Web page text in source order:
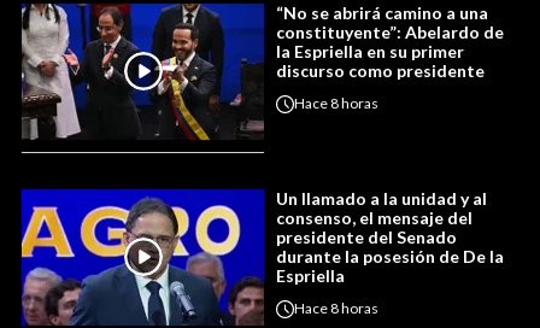
“No se abrirá camino a una
constituyente”: Abelardo de
la Espriella en su primer
discurso como presidente
Hace8 horas
Un llamado a la unidad y al
consenso, el mensaje del
presidente del Senado
durante la posesión de De la
Espriella
Hace8 horas